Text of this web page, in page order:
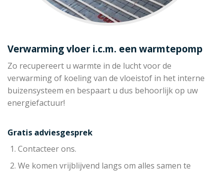
Verwarming vloer i.c.m. een warmtepomp
Zo recupereert u warmte in de lucht voor de
verwarming of koeling van de vloeistof in het interne
buizensysteem en bespaart u dus behoorlijk op uw
energiefactuur!
Gratis adviesgesprek
Contacteer ons.
We komen vrijblijvend langs om alles samen te